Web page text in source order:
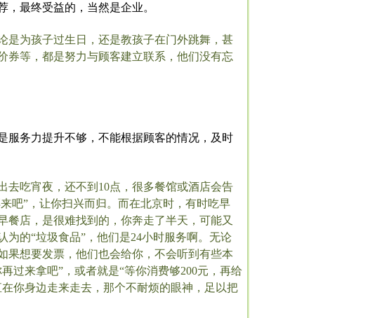
最终受益的，当然是企业。
是为孩子过生日，还是教孩子在门外跳舞，甚
券等，都是努力与顾客建立联系，他们没有忘
服务力提升不够，不能根据顾客的情况，及时
去吃宵夜，还不到10点，很多餐馆或酒店会告
吧”，让你扫兴而归。而在北京时，有时吃早
店，是很难找到的，你奔走了半天，可能又
的“垃圾食品”，他们是24小时服务啊。无论
果想要发票，他们也会给你，不会听到有些本
过来拿吧”，或者就是“等你消费够200元，再给
你身边走来走去，那个不耐烦的眼神，足以把